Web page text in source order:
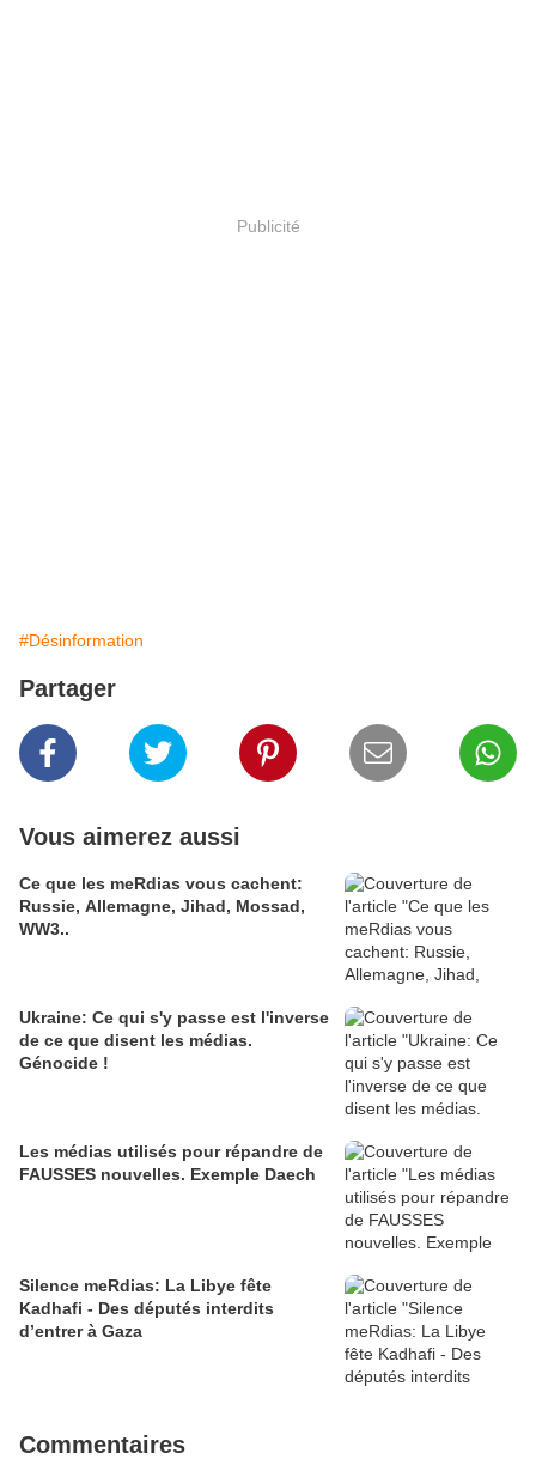
Publicité
#Désinformation
Partager
Vous aimerez aussi
Ce que les meRdias vous cachent:
Russie, Allemagne, Jihad, Mossad,
WW3..
Ukraine: Ce qui s'y passe est l'inverse
de ce que disent les médias.
Génocide !
Les médias utilisés pour répandre de
FAUSSES nouvelles. Exemple Daech
Silence meRdias: La Libye fête
Kadhafi - Des députés interdits
d’entrer à Gaza
Commentaires